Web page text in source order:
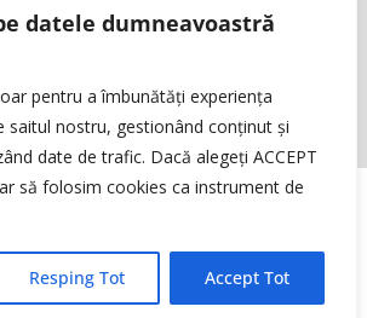
datele dumneavoastră
pentru a îmbunătăți experiența
saitul nostru, gestionând conținut și
date de trafic. Dacă alegeți ACCEPT
să folosim cookies ca instrument de
Resping Tot Accept Tot